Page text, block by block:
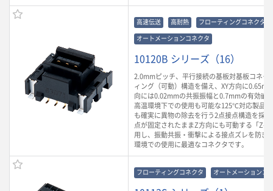
高速伝送 高耐熱 フローティングコネクタ
オートメーションコネクタ
10120B シリーズ（16）
2.0mmピッチ、平行接続の基板対基板コネク
ィング（可動）構造を備え、XY方向に
向には0.02mmの共振振幅と0.7mmの有効嵌
高温環境下での使用も可能な125℃対応製品
も確実に異物の除去を行う2点接点構造を採
点が固定されたままZ方向にも可動する「Z-
用し、振動共振・衝撃による接点ズレを防ぎ
環境での使用に最適なコネクタです。
フローティングコネクタ オートメーションコ